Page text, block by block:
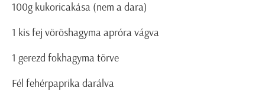
100g kukoricakása (nem a dara)
1 kis fej vöröshagyma apróra vágva
1 gerezd fokhagyma törve
Fél fehérpaprika darálva